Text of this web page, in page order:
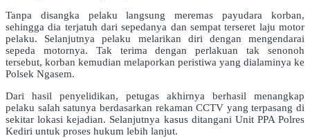
Tanpa disangka pelaku langsung meremas payudara korban,
sehingga dia terjatuh dari sepedanya dan sempat terseret laju motor
pelaku. Selanjutnya pelaku melarikan diri dengan mengendarai
sepeda motornya. Tak terima dengan perlakuan tak senonoh
tersebut, korban kemudian melaporkan peristiwa yang dialaminya ke
Polsek Ngasem.
Dari hasil penyelidikan, petugas akhirnya berhasil menangkap
pelaku salah satunya berdasarkan rekaman CCTV yang terpasang di
sekitar lokasi kejadian. Selanjutnya kasus ditangani Unit PPA Polres
Kediri untuk proses hukum lebih lanjut.